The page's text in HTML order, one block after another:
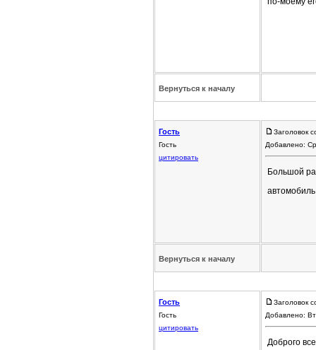
Вернуться к началу
Гость
Гость
цитировать
Заголовок
Добавлено:
Большой
Вернуться к началу
Гость
Гость
цитировать
Заголовок
Добавлено:
Доброго